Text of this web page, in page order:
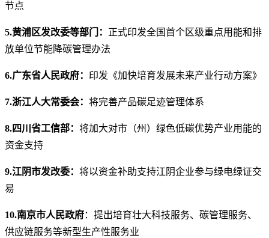
节点
5.黄浦区发改委等部门： 正式印发全国首个区级重点用能和排
放单位节能降碳管理办法
6.广东省人民政府： 印发《加快培育发展未来产业行动方案》
7.浙江人大常委会： 将完善产品碳足迹管理体系
8.四川省工信部： 将加大对市（州）绿色低碳优势产业用能的
资金支持
9.江阴市发改委： 将以资金补助支持江阴企业参与绿电绿证交
易
10.南京市人民政府：提出培育壮大科技服务、碳管理服务、
供应链服务等新型生产性服务业